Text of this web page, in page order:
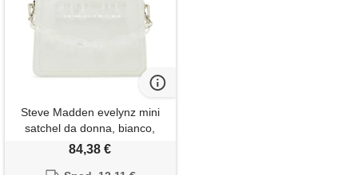
Steve Madden evelynz mini
satchel da donna, bianco,
taglia unica, bianco, taglia
84,38 €